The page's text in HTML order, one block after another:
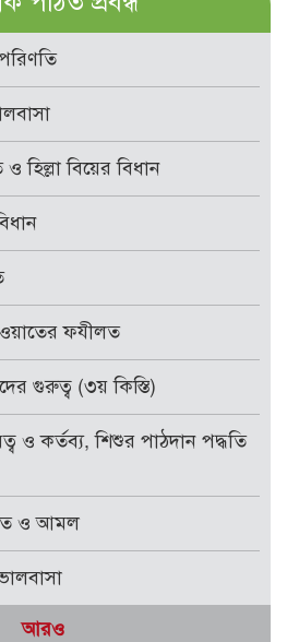
হিল্লা বিয়ের বিধান
ফযীলত
গুরুত্ব (৩য় কিস্তি)
ও কর্তব্য, শিশুর পাঠদান পদ্ধতি
ও আমল
আরও